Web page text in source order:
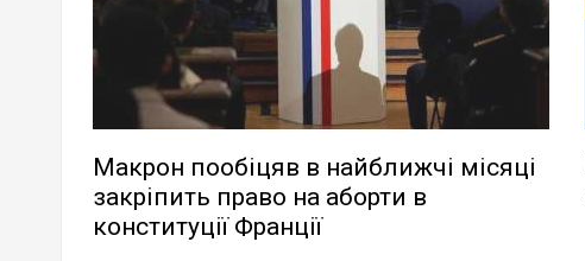
Макрон пообіцяв в найближчі місяці
закріпить право на аборти в
конституції Франції